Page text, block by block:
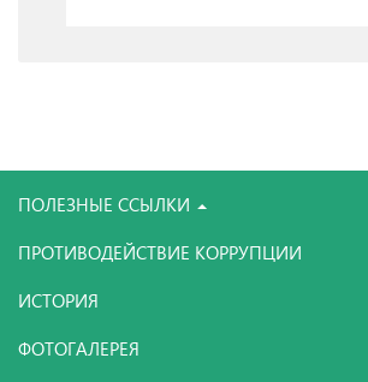
ПОЛЕЗНЫЕ ССЫЛКИ
ПРОТИВОДЕЙСТВИЕ КОРРУПЦИИ
ИСТОРИЯ
ФОТОГАЛЕРЕЯ